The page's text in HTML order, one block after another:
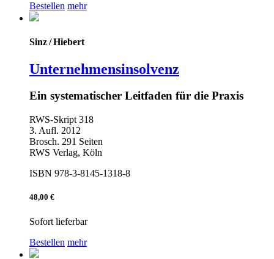
Bestellen mehr
Sinz / Hiebert
Unternehmensinsolvenz
Ein systematischer Leitfaden für die Praxis
RWS-Skript 318
3. Aufl. 2012
Brosch. 291 Seiten
RWS Verlag, Köln
ISBN 978-3-8145-1318-8
48,00 €
Sofort lieferbar
Bestellen mehr